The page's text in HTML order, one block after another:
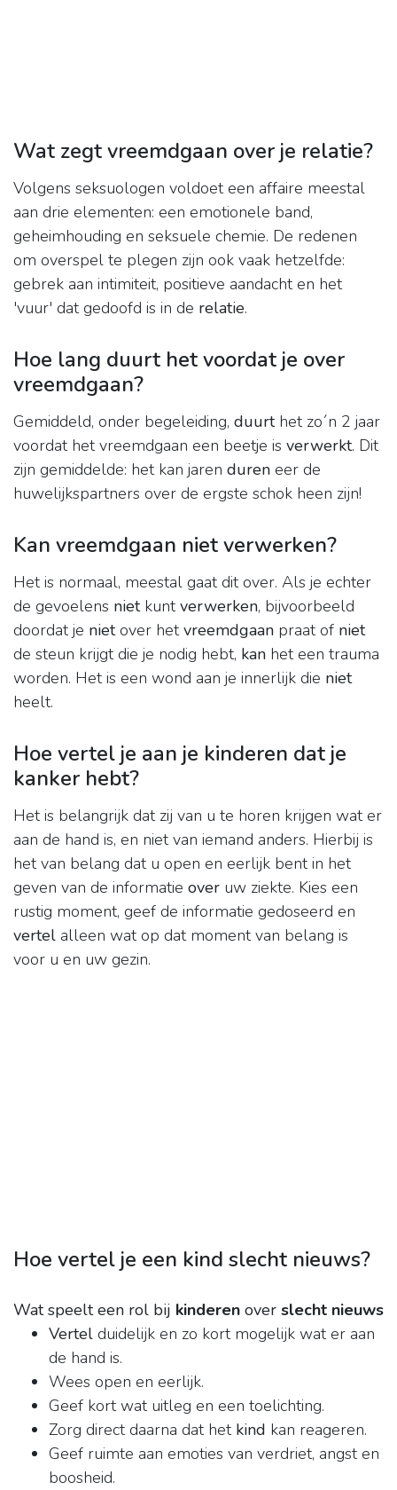
Wat zegt vreemdgaan over je relatie?
Volgens seksuologen voldoet een affaire meestal
aan drie elementen: een emotionele band,
geheimhouding en seksuele chemie. De redenen
om overspel te plegen zijn ook vaak hetzelfde:
gebrek aan intimiteit, positieve aandacht en het
'vuur' dat gedoofd is in de relatie.
Hoe lang duurt het voordat je over
vreemdgaan?
Gemiddeld, onder begeleiding, duurthet zo´n 2 jaar
voordat het vreemdgaan een beetje is verwerkt. Dit
zijn gemiddelde: het kan jaren duren eer de
huwelijkspartners over de ergste schok heen zijn!
Kan vreemdgaan niet verwerken?
Het is normaal, meestal gaat dit over. Als je echter
de gevoelens nietkuntverwerken, bijvoorbeeld
doordat je nietover hetvreemdgaan praat of niet
de steun krijgt die je nodig hebt, kan het een trauma
worden. Het is een wond aan je innerlijk die niet
heelt.
Hoe vertel je aan je kinderen dat je
kanker hebt?
Het is belangrijk dat zij van u te horen krijgen wat er
aan de hand is, en niet van iemand anders. Hierbij is
het van belang dat u open en eerlijk bent in het
geven van de informatie over uw ziekte. Kies een
rustig moment, geef de informatie gedoseerd en
vertel alleen wat op dat moment van belang is
voor u en uw gezin.
Hoe vertel je een kind slecht nieuws?
Wat speelt een rol bij kinderen over slecht nieuws
Vertel duidelijk en zo kort mogelijk wat er aan
de hand is.
Wees open en eerlijk.
Geef kort wat uitleg en een toelichting.
Zorg direct daarna dat het kind kan reageren.
Geef ruimte aan emoties van verdriet, angst en
boosheid.